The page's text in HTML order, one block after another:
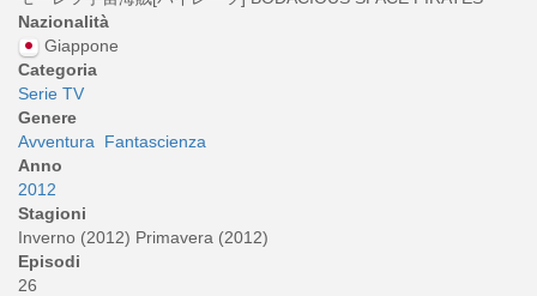
Nazionalità
Giappone
Categoria
Serie TV
Genere
Avventura
Fantascienza
Anno
2012
Stagioni
Inverno (2012) Primavera (2012)
Episodi
26